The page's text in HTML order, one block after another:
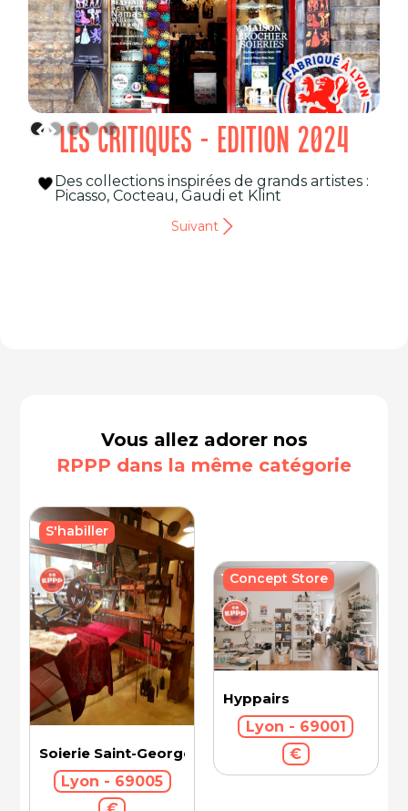
LES CRITIQUES - EDITION 2024
Des collections inspirées de grands artistes :
Picasso, Cocteau, Gaudi et Klint
Suivant
Vous allez adorer nos
RPPP dans la même catégorie
Soierie Saint-Georges
Lyon - 69005
S'habiller
Hyppairs
Lyon - 69001
€
Concept Store